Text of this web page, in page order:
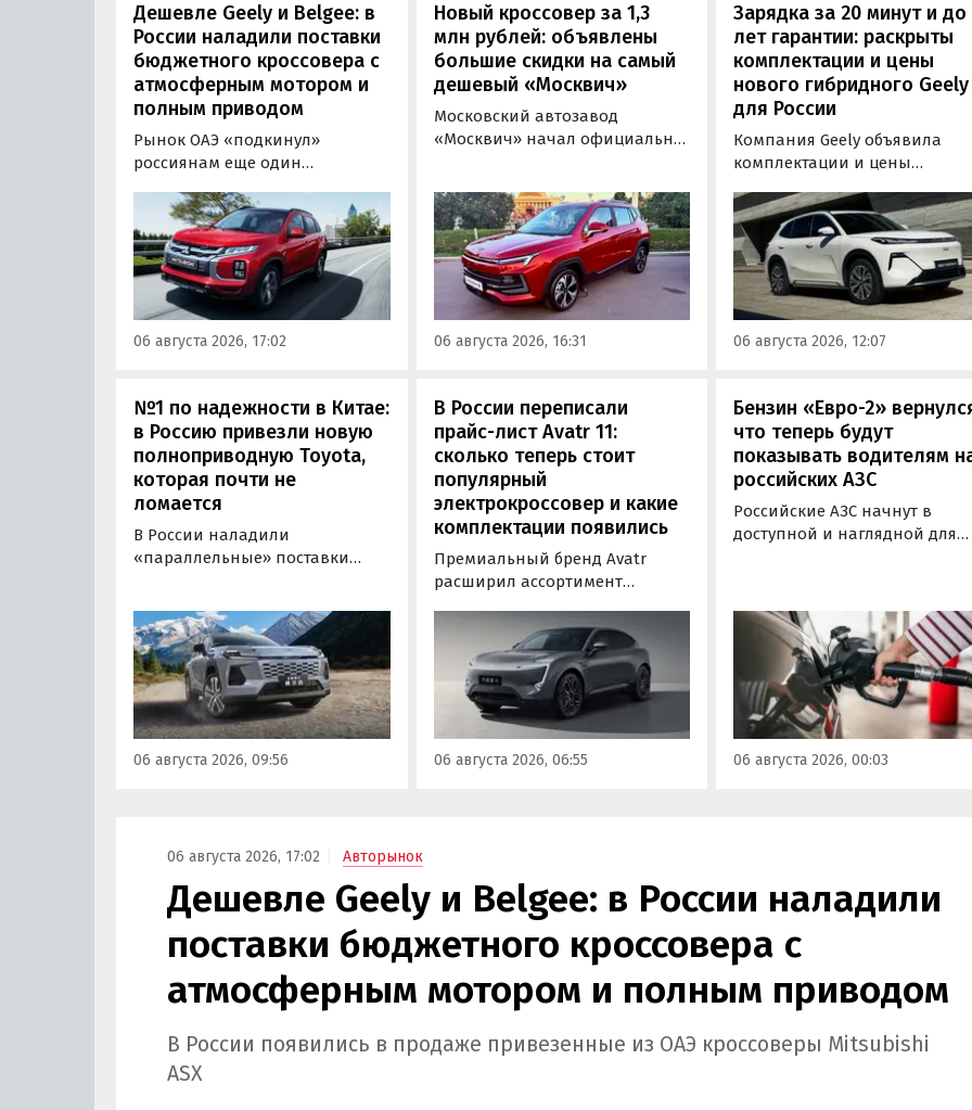
Дешевле Geely и Belgee: в
России наладили поставки
бюджетного кроссовера с
атмосферным мотором и
полным приводом
Рынок ОАЭ «подкинул»
россиянам еще один
продавался в России
официально. Речь о Mitsubishi
ASX: у дилеров в Эмиратах он
стоит примерно от 1 600 000
рублей по текущему курсу, а у
нас с учетом всех расходов
цены на него стартуют от 2 251
06 августа 2026, 17:02
Новый кроссовер за 1,3
млн рублей: объявлены
большие скидки на самый
дешевый «Москвич»
Московский автозавод
«Москвич» начал официально
прямой выгодой в размере 360
тыс. рублей. Получить такую
скидку можно при покупке
нового автомобиля 2025 или
2026 года выпуска в период с 4
по 31 августа, сообщили в
пресс-службе компании.
06 августа 2026, 16:31
Зарядка за 20 минут и до
лет гарантии: раскрыты
комплектации и цены
нового гибридного Geely
для России
Компания Geely объявила
комплектации и цены
новой версии EM-R с
установкой
типа. Автомобиль оснащен
инновационной системой
названием Electric Motor
Extended Range (EM-R) и
заряжаться от 30 до 80% всего
06 августа 2026, 12:07
№1 по надежности в Китае:
в Россию привезли новую
полноприводную Toyota,
которая почти не
ломается
В России наладили
«параллельные» поставки
копией RAV4 для китайского
рынка. Там он стоит минимум 2
000 000 рублей по текущему
курсу, а у нас с учетом всех
расходов цены на них стартуют
от 3 700 000 рублей, выяснили
«Автоновости дня».
06 августа 2026, 09:56
В России переписали
прайс-лист Avatr 11:
сколько теперь стоит
популярный
электрокроссовер и какие
комплектации появились
Премиальный бренд Avatr
расширил ассортимент
кроссовера Avatr 11 в России
версиями 2026 года. Вместе с
этим из его прайс-листа
исчезло единственное
заднеприводное исполнение,
а минимальная цена модели
выросла на 760 тыс. рублей,
06 августа 2026, 06:55
Бензин «Евро-2»
что теперь будут
показывать водителям
российских АЗС
Российские АЗС начнут в
доступной и наглядной для
отпускаемого топлива. Это
позволит автовладельцам
осознанно выбрать топливо
определенного класса — от
«Евро-2» до «Евро-5»,
сообщили в Минэнерго РФ.
06 августа 2026, 00:03
06 августа 2026, 17:02 Авторынок
Дешевле Geely и Belgee: в России наладили
поставки бюджетного кроссовера с
атмосферным мотором и полным приводом
В России появились в продаже привезенные из ОАЭ кроссоверы Mitsubishi
ASX